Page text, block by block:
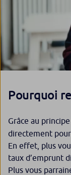
Pourquoi
Grâce au
directement
En effet, plus
taux d’emprunt
Plus vous